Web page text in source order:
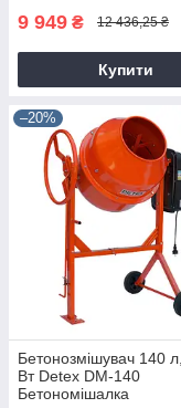
9 949 ₴ 12 436,25 ₴
Купити
–20%
Бетонозмішувач 140
Вт Detex DM-140
Бетономішалка